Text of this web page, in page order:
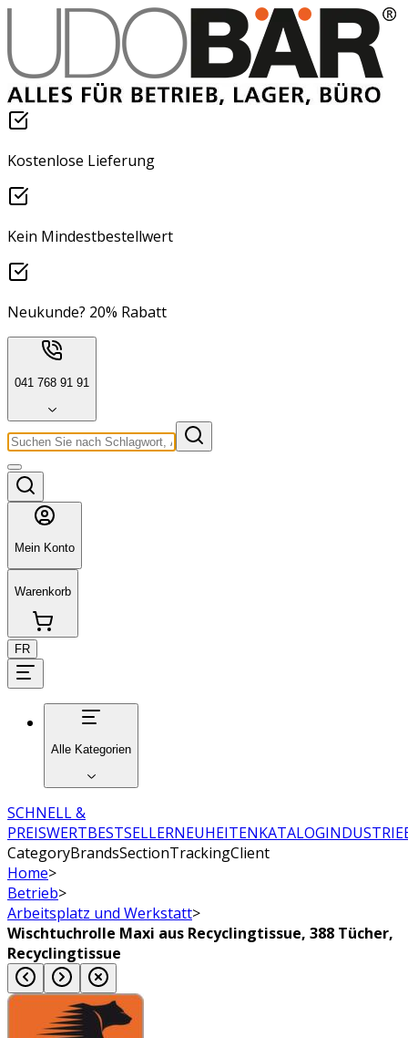
Kostenlose Lieferung
Kein Mindestbestellwert
Neukunde? 20% Rabatt
041 768 91 91
Mein Konto
Warenkorb
FR
Alle Kategorien
SCHNELL &
PREISWERTBESTSELLERNEUHEITENKATALOG
CategoryBrandsSectionTrackingClient
Home>
Betrieb>
Arbeitsplatz und Werkstatt>
Wischtuchrolle Maxi aus Recyclingtissue, 388 Tücher,
Recyclingtissue